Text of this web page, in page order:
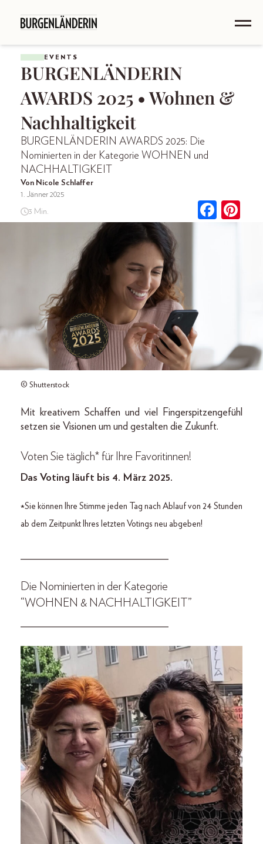
EVENTS
BURGENLÄNDERIN
AWARDS 2025 • Wohnen &
Nachhaltigkeit
BURGENLÄNDERIN AWARDS 2025: Die
Nominierten in der Kategorie WOHNEN und
NACHHALTIGKEIT
Von Nicole Schlaffer
1. Jänner 2025
3 Min.
© Shutterstock
Mit kreativem Schaffen und viel Fingerspitzengefühl
setzen sie Visionen um und gestalten die Zukunft.
Voten Sie täglich* für Ihre Favoritinnen!
Das Voting läuft bis 4. März 2025.
*Sie können Ihre Stimme jeden Tag nach Ablauf von 24 Stunden
ab dem Zeitpunkt Ihres letzten Votings neu abgeben!
____________________________
Die Nominierten in der Kategorie
“WOHNEN & NACHHALTIGKEIT”
____________________________